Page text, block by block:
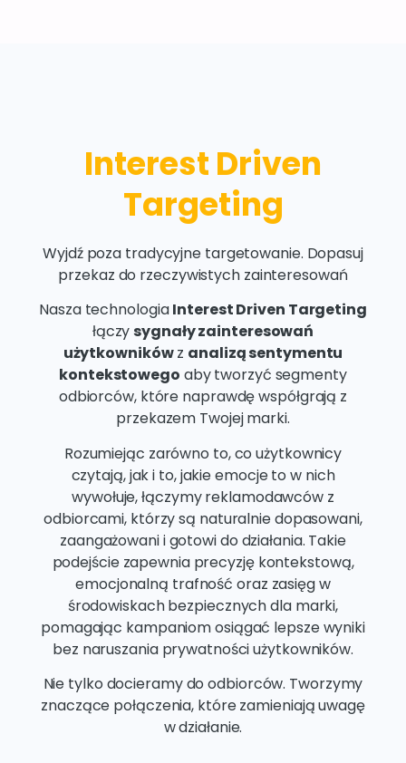
Interest Driven
Targeting
Wyjdź poza tradycyjne targetowanie. Dopasuj
przekaz do rzeczywistych zainteresowań
Nasza technologiaInterest Driven Targeting
łączysygnały zainteresowań
użytkownikówz analizą sentymentu
kontekstowego aby tworzyć segmenty
odbiorców, które naprawdę współgrają z
przekazem Twojej marki.
Rozumiejąc zarówno to, co użytkownicy
czytają, jak i to, jakie emocje to w nich
wywołuje, łączymy reklamodawców z
odbiorcami, którzy są naturalnie dopasowani,
zaangażowani i gotowi do działania. Takie
podejście zapewnia precyzję kontekstową,
emocjonalną trafność oraz zasięg w
środowiskach bezpiecznych dla marki,
pomagając kampaniom osiągać lepsze wyniki
bez naruszania prywatności użytkowników.
Nie tylko docieramy do odbiorców. Tworzymy
znaczące połączenia, które zamieniają uwagę
w działanie.